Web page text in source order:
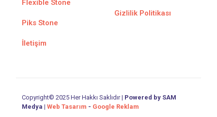
Flexible Stone
Piks Stone
İletişim
Gizlilik Politikası
Copyright© 2025 Her Hakkı Saklıdır | Powered by SAM
Medya | Web Tasarım - Google Reklam